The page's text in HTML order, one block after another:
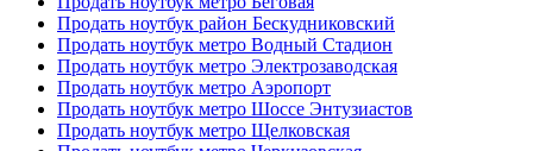
Продать ноутбук район Бескудниковский
Продать ноутбук метро Водный Стадион
Продать ноутбук метро Электрозаводская
Продать ноутбук метро Аэропорт
Продать ноутбук метро Шоссе Энтузиастов
Продать ноутбук метро Щелковская